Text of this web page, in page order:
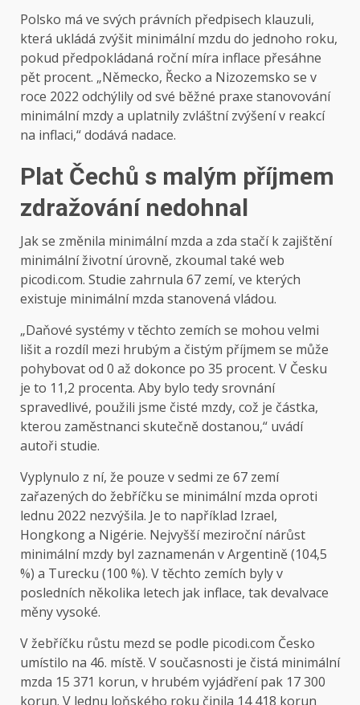
Polsko má ve svých právních předpisech klauzuli,
která ukládá zvýšit minimální mzdu do jednoho roku,
pokud předpokládaná roční míra inflace přesáhne
pět procent. „Německo, Řecko a Nizozemsko se v
roce 2022 odchýlily od své běžné praxe stanovování
minimální mzdy a uplatnily zvláštní zvýšení v reakcí
na inflaci,“ dodává nadace.
Plat Čechů s malým příjmem
zdražování nedohnal
Jak se změnila minimální mzda a zda stačí k zajištění
minimální životní úrovně, zkoumal také web
picodi.com. Studie zahrnula 67 zemí, ve kterých
existuje minimální mzda stanovená vládou.
„Daňové systémy v těchto zemích se mohou velmi
lišit a rozdíl mezi hrubým a čistým příjmem se může
pohybovat od 0 až dokonce po 35 procent. V Česku
je to 11,2 procenta. Aby bylo tedy srovnání
spravedlivé, použili jsme čisté mzdy, což je částka,
kterou zaměstnanci skutečně dostanou,“ uvádí
autoři studie.
Vyplynulo z ní, že pouze v sedmi ze 67 zemí
zařazených do žebříčku se minimální mzda oproti
lednu 2022 nezvýšila. Je to například Izrael,
Hongkong a Nigérie. Nejvyšší meziroční nárůst
minimální mzdy byl zaznamenán v Argentině (104,5
%) a Turecku (100 %). V těchto zemích byly v
posledních několika letech jak inflace, tak devalvace
měny vysoké.
V žebříčku růstu mezd se podle picodi.com Česko
umístilo na 46. místě. V současnosti je čistá minimální
mzda 15 371 korun, v hrubém vyjádření pak 17 300
korun. V lednu loňského roku činila 14 418 korun